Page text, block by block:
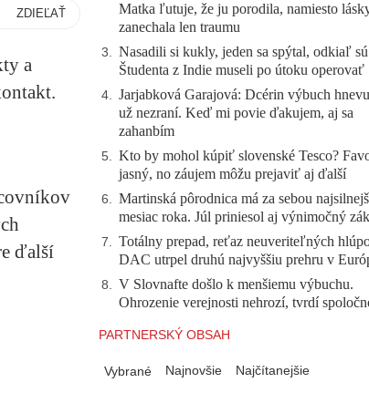
ZDIEĽAŤ
a
ďalší
Matka ľutuje, že ju porodila, namiesto
zanechala len traumu
3. Nasadili si kukly, jeden sa spýtal, odkiaľ
Študenta z Indie museli po útoku operovať
4. Jarjabková Garajová: Dcérin výbuch
už nezraní. Keď mi povie ďakujem, aj sa
zahanbím
5. Kto by mohol kúpiť slovenské Tesco?
jasný, no záujem môžu prejaviť aj ďalší
6. Martinská pôrodnica má za sebou
mesiac roka. Júl priniesol aj výnimočný
7. Totálny prepad, reťaz neuveriteľných
DAC utrpel druhú najvyššiu prehru v
8. V Slovnafte došlo k menšiemu výbuchu.
Ohrozenie verejnosti nehrozí, tvrdí
PARTNERSKÝ OBSAH
Vybrané Najnovšie Najčítanejšie